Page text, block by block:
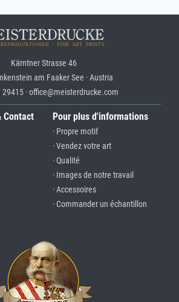
Kärntner Strasse 46
am Faaker See · Austria
· office@meisterdrucke.com
Contact Pour plus d'informations
· Propre motif
· Vendez votre art
· Qualité
· Images de notre travail
· Accessoires
· Commander un échantillon